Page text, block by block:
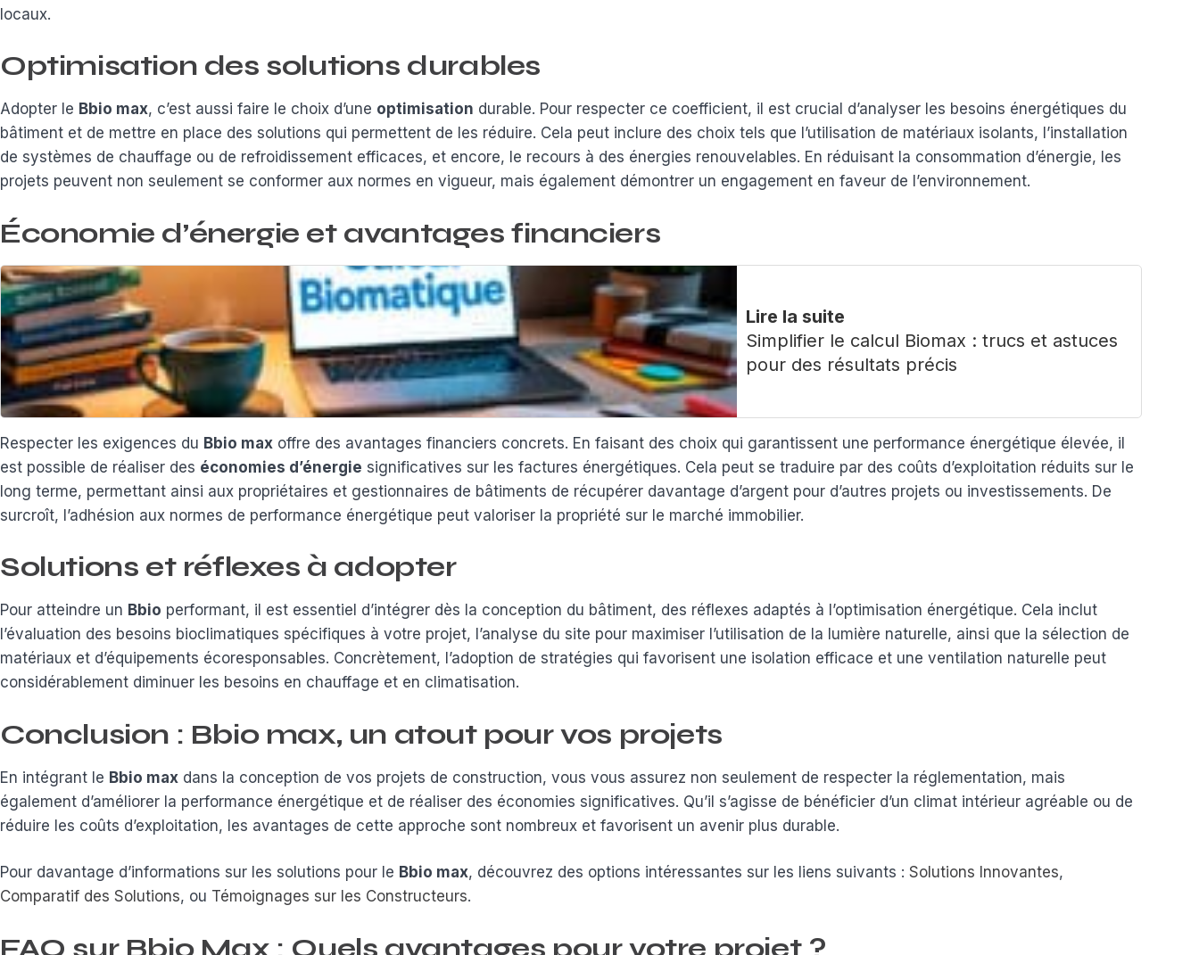
locaux.
Optimisation des solutions durables
Adopter le Bbio max, c’est aussi faire le choix d’une optimisation durable. Pour respecter ce coefficient, il est crucial d’analyser les besoins énergétiques du
bâtiment et de mettre en place des solutions qui permettent de les réduire. Cela peut inclure des choix tels que l’utilisation de matériaux isolants, l’installation
de systèmes de chauffage ou de refroidissement efficaces, et encore, le recours à des énergies renouvelables. En réduisant la consommation d’énergie, les
projets peuvent non seulement se conformer aux normes en vigueur, mais également démontrer un engagement en faveur de l’environnement.
Économie d’énergie et avantages financiers
Lire la suite
Simplifier le calcul Biomax : trucs et astuces
pour des résultats précis
Respecter les exigences du Bbio max offre des avantages financiers concrets. En faisant des choix qui garantissent une performance énergétique élevée, il
est possible de réaliser des économies d’énergie significatives sur les factures énergétiques. Cela peut se traduire par des coûts d’exploitation réduits sur le
long terme, permettant ainsi aux propriétaires et gestionnaires de bâtiments de récupérer davantage d’argent pour d’autres projets ou investissements. De
surcroît, l’adhésion aux normes de performance énergétique peut valoriser la propriété sur le marché immobilier.
Solutions et réflexes à adopter
Pour atteindre un Bbio performant, il est essentiel d’intégrer dès la conception du bâtiment, des réflexes adaptés à l’optimisation énergétique. Cela inclut
l’évaluation des besoins bioclimatiques spécifiques à votre projet, l’analyse du site pour maximiser l’utilisation de la lumière naturelle, ainsi que la sélection de
matériaux et d’équipements écoresponsables. Concrètement, l’adoption de stratégies qui favorisent une isolation efficace et une ventilation naturelle peut
considérablement diminuer les besoins en chauffage et en climatisation.
Conclusion : Bbio max, un atout pour vos projets
En intégrant le Bbio max dans la conception de vos projets de construction, vous vous assurez non seulement de respecter la réglementation, mais
également d’améliorer la performance énergétique et de réaliser des économies significatives. Qu’il s’agisse de bénéficier d’un climat intérieur agréable ou de
réduire les coûts d’exploitation, les avantages de cette approche sont nombreux et favorisent un avenir plus durable.
Pour davantage d’informations sur les solutions pour le Bbio max, découvrez des options intéressantes sur les liens suivants : Solutions Innovantes,
Comparatif des Solutions, ou Témoignages sur les Constructeurs.
FAQ sur Bbio Max : Quels avantages pour votre projet ?